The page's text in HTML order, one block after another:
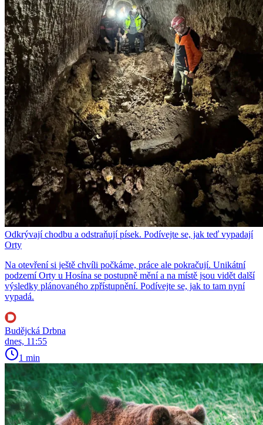
Odkrývají chodbu a odstraňují písek. Podívejte se, jak teď vypadají
Orty
Na otevření si ještě chvíli počkáme, práce ale pokračují. Unikátní
podzemí Orty u Hosína se postupně mění a na místě jsou vidět další
výsledky plánovaného zpřístupnění. Podívejte se, jak to tam nyní
vypadá.
Budějcká Drbna
dnes, 11:55
1 min